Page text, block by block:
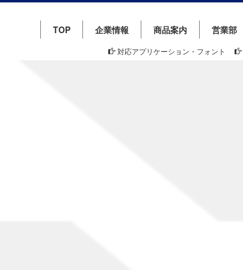
TOP 企業情報 商品案内 営業部
対応アプリケーション・フォント